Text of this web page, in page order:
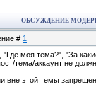
ОБСУЖДЕНИЕ
# 1
моя тема?", "За
тема/аккаунт не
вне этой темы